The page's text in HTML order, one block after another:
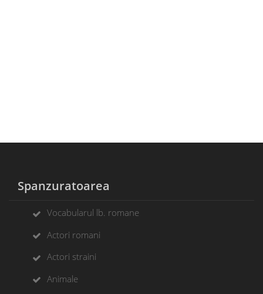
Spanzuratoarea
Vocabularul lb. romane
Actori romani
Actori straini
Animale